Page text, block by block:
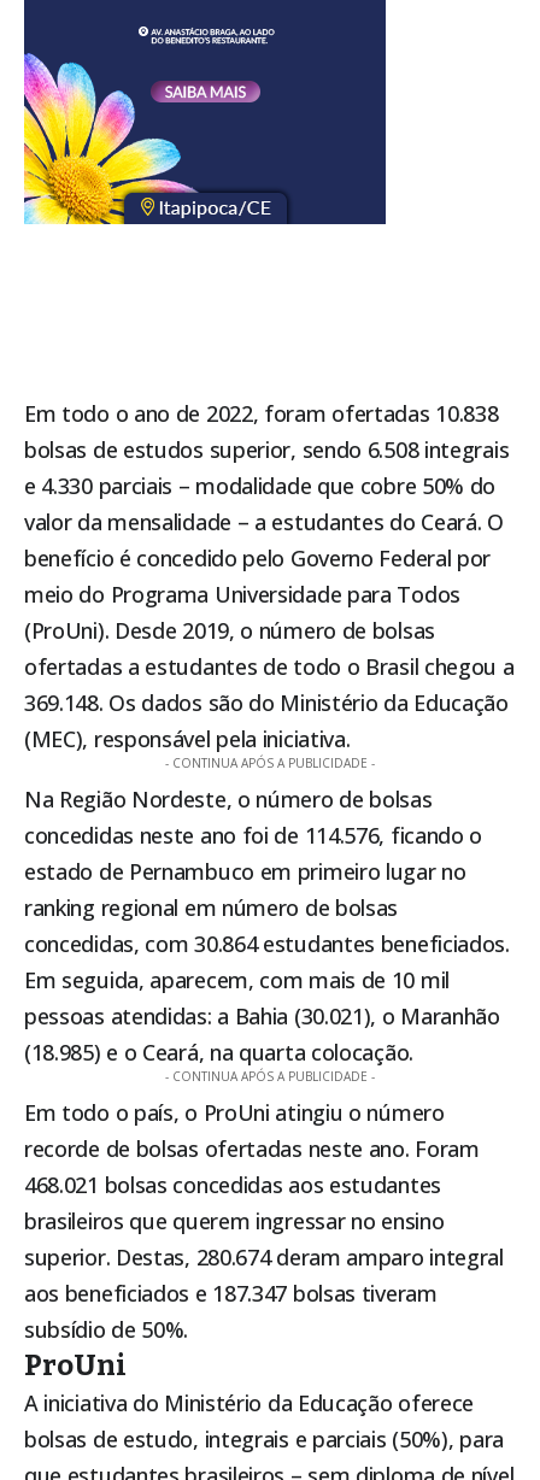
Em todo o ano de 2022, foram ofertadas 10.838
bolsas de estudos superior, sendo 6.508 integrais
e 4.330 parciais – modalidade que cobre 50% do
valor da mensalidade – a estudantes do Ceará. O
benefício é concedido pelo Governo Federal por
meio do Programa Universidade para Todos
(ProUni). Desde 2019, o número de bolsas
ofertadas a estudantes de todo o Brasil chegou a
369.148. Os dados são do Ministério da Educação
(MEC), responsável pela iniciativa.
- CONTINUA APÓS A PUBLICIDADE -
Na Região Nordeste, o número de bolsas
concedidas neste ano foi de 114.576, ficando o
estado de Pernambuco em primeiro lugar no
ranking regional em número de bolsas
concedidas, com 30.864 estudantes beneficiados.
Em seguida, aparecem, com mais de 10 mil
pessoas atendidas: a Bahia (30.021), o Maranhão
(18.985) e o Ceará, na quarta colocação.
- CONTINUA APÓS A PUBLICIDADE -
Em todo o país, o ProUni atingiu o número
recorde de bolsas ofertadas neste ano. Foram
468.021 bolsas concedidas aos estudantes
brasileiros que querem ingressar no ensino
superior. Destas, 280.674 deram amparo integral
aos beneficiados e 187.347 bolsas tiveram
subsídio de 50%.
ProUni
A iniciativa do Ministério da Educação oferece
bolsas de estudo, integrais e parciais (50%), para